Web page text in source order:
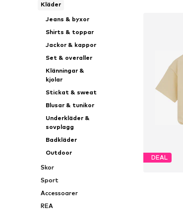
Kläder
Jeans & byxor
Shirts & toppar
Jackor & kappor
Set & overaller
Klänningar &
kjolar
Stickat & sweat
Blusar & tunikor
Underkläder &
sovplagg
Badkläder
Outdoor
Skor
Sport
Accessoarer
REA
DEAL